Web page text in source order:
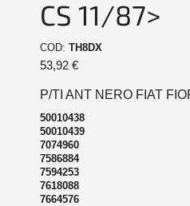
CS 11/87>
COD: TH8DX
53,92 €
P/TI ANT NERO FIAT
50010438
50010439
7074960
7586884
7594253
7618088
7664576